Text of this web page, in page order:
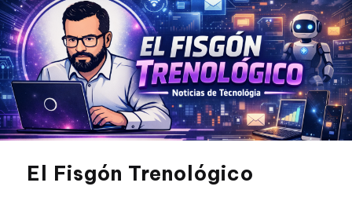
Saltar
al
contenido
El Fisgón Trenológico